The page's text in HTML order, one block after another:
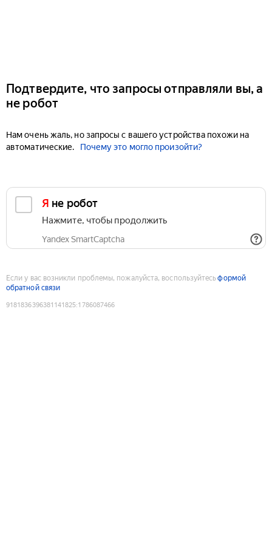
Подтвердите, что запросы отправляли вы, а
не робот
Нам очень жаль, но запросы с вашего устройства похожи на
автоматические.
Почему это могло произойти?
Я не робот
Нажмите, чтобы продолжить
Yandex SmartCaptcha
Если у вас возникли проблемы, пожалуйста, воспользуйтесьформой
обратной связи
9181836396381141825:1786087466